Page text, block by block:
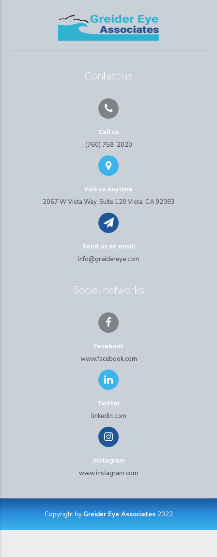
Contact us
Call us
(760) 758-2020
Visit us anytime
2067 W Vista Way, Suite 120 Vista, CA 92083
Send us an email
info@greidereye.com
Social networks
Facebook
www.facebook.com
Twitter
linkedin.com
Instagram
www.instagram.com
Copyright by Greider Eye Associates 2022